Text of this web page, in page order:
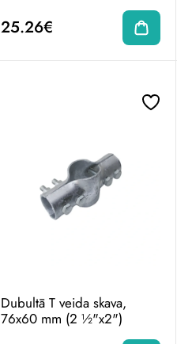
25.26€
Dubultā T veida skava,
76x60 mm (2 ½"x2")